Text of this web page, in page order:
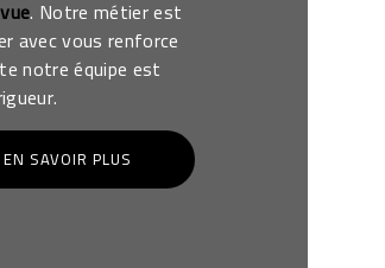
. Notre métier est
avec vous renforce
notre équipe est
EN SAVOIR PLUS